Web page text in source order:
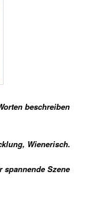
beschreiben
Wienerisch.
spannende Szene